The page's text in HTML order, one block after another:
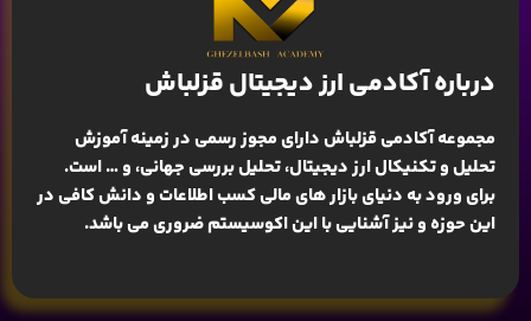
درباره آکادمی ارز دیجیتال قزلباش
مجموعه آکادمی قزلباش دارای مجوز رسمی در زمینهآموزش
تحلیل و تکنیکال ارز دیجیتال، تحلیل بررسی جهانی، و … است.
برای ورود به دنیای بازار های مالی کسب اطلاعات و دانش کافی در
این حوزه و نیز آشنایی با این اکوسیستم ضروری می باشد.